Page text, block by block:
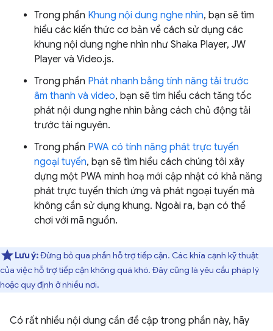
Trong phần Khung nội dung nghe nhìn, bạn sẽ tìm
hiểu các kiến thức cơ bản về cách sử dụng các
khung nội dung nghe nhìn như Shaka Player, JW
Player và Video.js.
Trong phần Phát nhanh bằng tính năng tải trước
âm thanh và video, bạn sẽ tìm hiểu cách tăng tốc
phát nội dung nghe nhìn bằng cách chủ động tải
trước tài nguyên.
Trong phần PWA có tính năng phát trực tuyến
ngoại tuyến, bạn sẽ tìm hiểu cách chúng tôi xây
dựng một PWA minh hoạ mới cập nhật có khả năng
phát trực tuyến thích ứng và phát ngoại tuyến mà
không cần sử dụng khung. Ngoài ra, bạn có thể
chơi với mã nguồn.
Lưu ý:Đừng bỏ qua phần hỗ trợ tiếp cận. Các khía cạnh kỹ thuật
của việc hỗ trợ tiếp cận không quá khó. Đây cũng là yêu cầu pháp lý
hoặc quy định ở nhiều nơi.
Có rất nhiều nội dung cần đề cập trong phần này, hãy